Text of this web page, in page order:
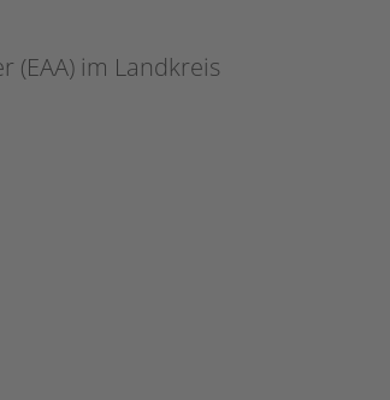
(EAA) im Landkreis